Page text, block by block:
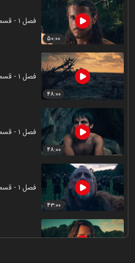
۵۰:۰۰
فصل ۱ - قسمت ۳ - امپراتوری
۴۸:۰۰
فصل ۱ - قسمت ۴ - مردم
۴۸:۰۰
فصل ۱ - قسمت ۵ - رومی
۴۳:۰۰
فصل ۱ - قسمت ۶ - یادگاری